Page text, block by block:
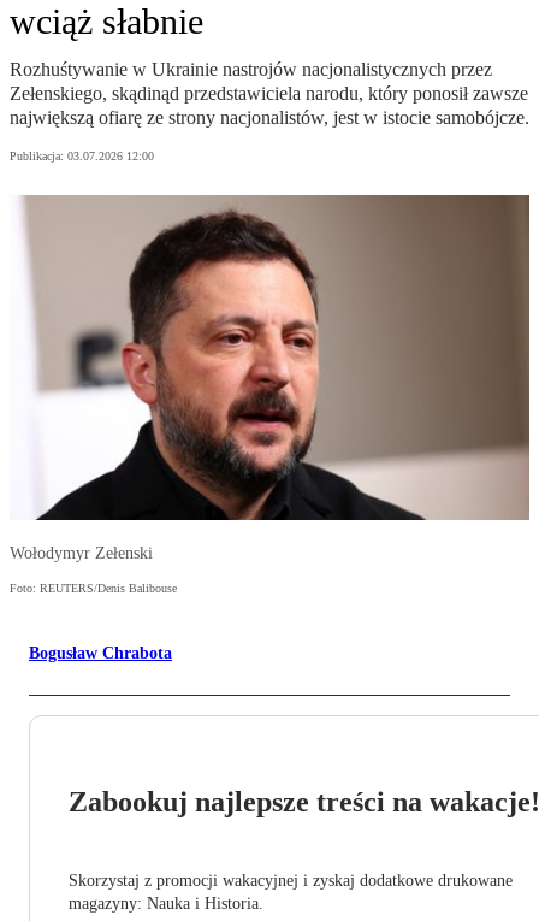
wciąż słabnie
Rozhuśtywanie w Ukrainie nastrojów nacjonalistycznych przez
Zełenskiego, skądinąd przedstawiciela narodu, który ponosił zawsze
największą ofiarę ze strony nacjonalistów, jest w istocie samobójcze.
Publikacja: 03.07.2026 12:00
Wołodymyr Zełenski
Foto: REUTERS/Denis Balibouse
Bogusław Chrabota
Zabookuj najlepsze treści na wakacje!
Skorzystaj z promocji wakacyjnej i zyskaj dodatkowe drukowane
magazyny: Nauka i Historia.